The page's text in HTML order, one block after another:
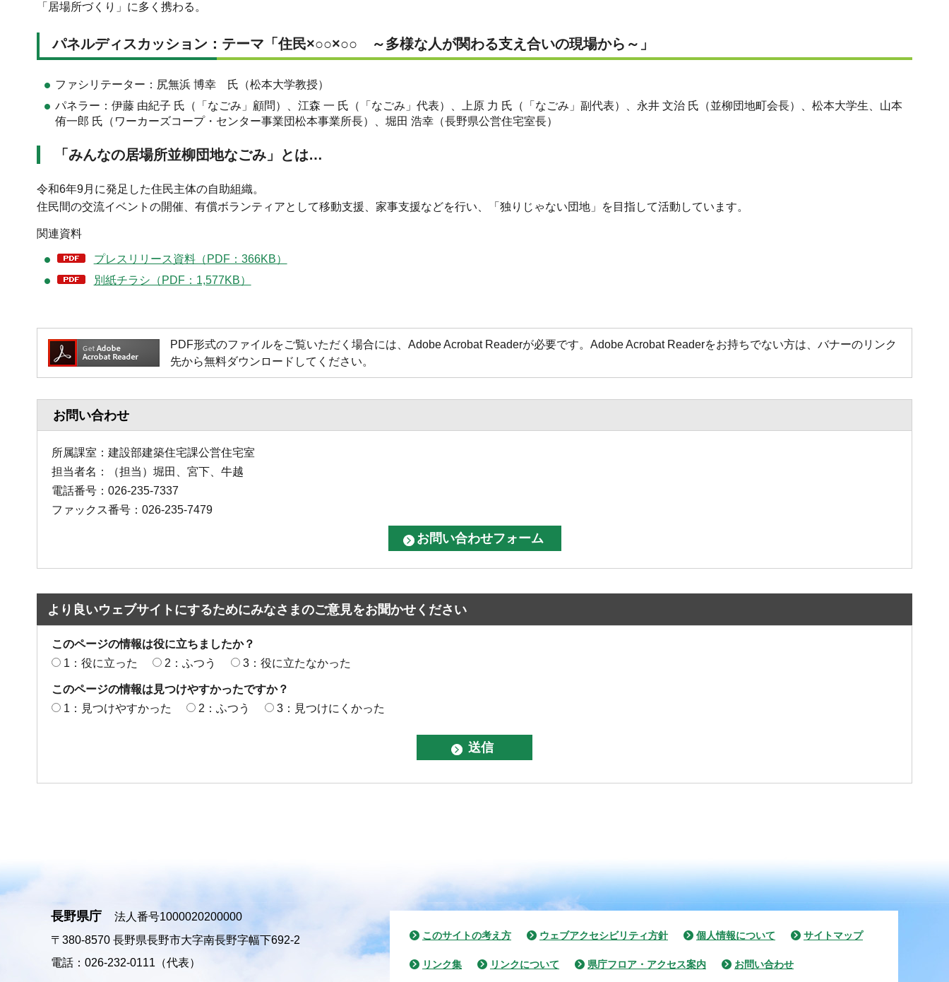
「居場所づくり」に多く携わる。
パネルディスカッション：テーマ「住民×○○×○○ ～多様な人が関わる支え合いの現場から～」
ファシリテーター：尻無浜 博幸 氏（松本大学教授）
パネラー：伊藤 由紀子 氏（「なごみ」顧問）、江森 一 氏（「なごみ」代表）、上原 力 氏（「なごみ」副代表）、永井 文治 氏（並柳団地町会長）、松本大学生、山本
侑一郎 氏（ワーカーズコープ・センター事業団松本事業所長）、堀田 浩幸（長野県公営住宅室長）
「みんなの居場所並柳団地なごみ」とは…
令和6年9月に発足した住民主体の自助組織。
住民間の交流イベントの開催、有償ボランティアとして移動支援、家事支援などを行い、「独りじゃない団地」を目指して活動しています。
関連資料
プレスリリース資料（PDF：366KB）
別紙チラシ（PDF：1,577KB）
PDF形式のファイルをご覧いただく場合には、Adobe Acrobat Readerが必要です。Adobe Acrobat Readerをお持ちでない方は、バナーのリンク
先から無料ダウンロードしてください。
お問い合わせ
所属課室：建設部建築住宅課公営住宅室
担当者名：（担当）堀田、宮下、牛越
電話番号：026-235-7337
ファックス番号：026-235-7479
より良いウェブサイトにするためにみなさまのご意見をお聞かせください
このページの情報は役に立ちましたか？
1：役に立った
2：ふつう 3：役に立たなかった
このページの情報は見つけやすかったですか？
1：見つけやすかった
2：ふつう 3：見つけにくかった
長野県庁
法人番号1000020200000
〒380-8570 長野県長野市大字南長野字幅下692-2
電話：026-232-0111（代表）
このサイトの考え方 ウェブアクセシビリティ方針 個人情報について サイトマップ
リンク集 リンクについて 県庁フロア・アクセス案内 お問い合わせ